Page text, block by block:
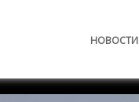
НОВОСТИ